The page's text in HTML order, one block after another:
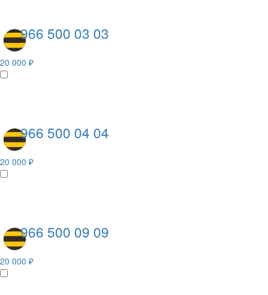
966 500 03 03
20 000 ₽
966 500 04 04
20 000 ₽
966 500 09 09
20 000 ₽